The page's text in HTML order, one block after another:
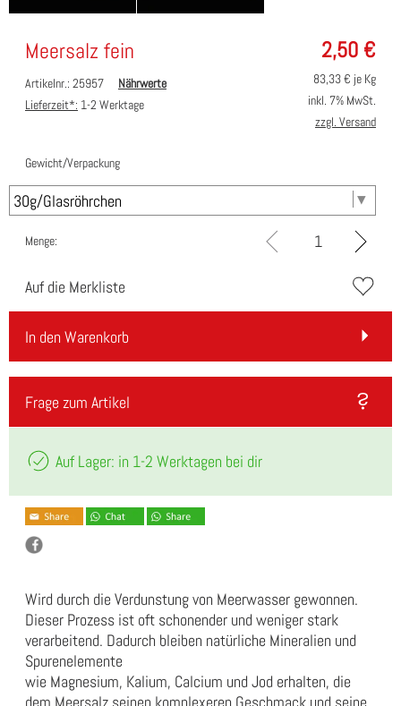
2,50 €
Meersalz fein
Artikelnr.: 25957
Nährwerte
Lieferzeit*: 1-2 Werktage
83,33€ je Kg
inkl. 7% MwSt.
zzgl. Versand
Gewicht/Verpackung
Menge:
Auf die Merkliste
In den Warenkorb
Frage zum Artikel
Auf Lager: in 1-2 Werktagen bei dir
Wird durch die Verdunstung von Meerwasser gewonnen.
Dieser Prozess ist oft schonender und weniger stark
verarbeitend. Dadurch bleiben natürliche Mineralien und
Spurenelemente
wie Magnesium, Kalium, Calcium und Jod erhalten, die